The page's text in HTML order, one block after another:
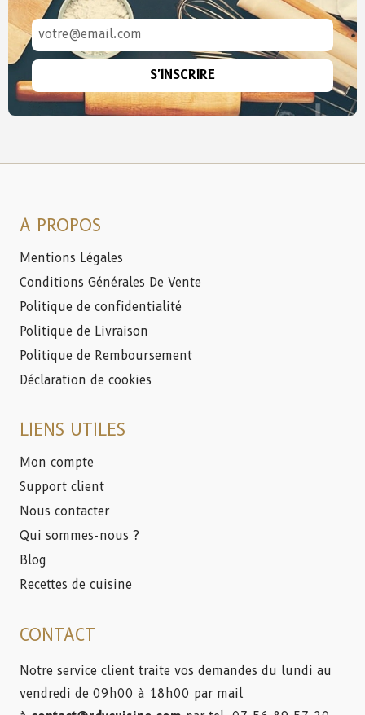
S'INSCRIRE
A PROPOS
Mentions Légales
Conditions Générales De Vente
Politique de confidentialité
Politique de Livraison
Politique de Remboursement
Déclaration de cookies
LIENS UTILES
Mon compte
Support client
Nous contacter
Qui sommes-nous ?
Blog
Recettes de cuisine
CONTACT
Notre service client traite vos demandes du lundi au
vendredi de 09h00 à 18h00 par mail